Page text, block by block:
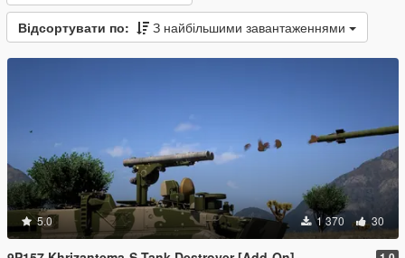
Відсортувати по: З найбільшими завантаженнями
5.0 1 370 30